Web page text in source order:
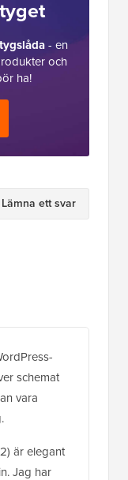
- en
och
ha!
Lämna ett svar
schemat
vara
är elegant
Jag har